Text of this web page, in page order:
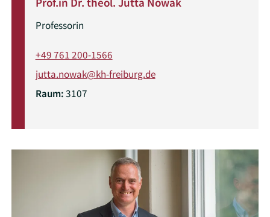
Professorin
+49 761 200-1566
jutta.nowak@kh-freiburg.de
Raum:3107